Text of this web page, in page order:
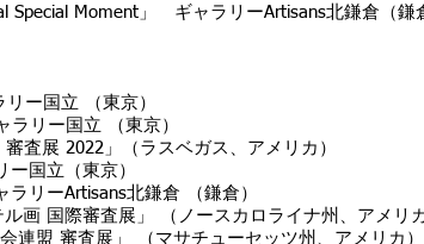
Special Moment」 ギャラリーArtisans北鎌倉（鎌
ー国立 （東京）
ー国立 （東京）
2022」（ラスベガス、アメリカ）
立（東京）
Artisans北鎌倉 （鎌倉）
国際審査展」 （ノースカロライナ州、アメリ
審査展」 （マサチューセッツ州、アメリカ）